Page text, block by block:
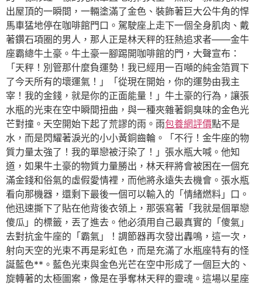
出屋頂的一瞬間，一輛塗滿了金色、裝飾著巨大公牛角的悍
馬車猛地停在咖啡館門口。駕駛座上走下一個全身肌肉、戴
著鑽石項圈的男人，那人正是林天秤的狂熱追求者——金牛
座霸總牛土豪。牛土豪一腳踢開咖啡館的門，大聲宣布：
「天秤！別管那什麼負運勢！我已經用一百噸的純金箔買下
了今天所有的壞運氣！」「從現在開始，你的運勢由我主
宰！我的金錢，就是你的正面能量！」牛土豪的行為，讓張
水瓶的光束在空中瞬間扭曲，與一種夾雜著銅臭味的金色光
芒對撞。天空開始下起了荒謬的雨。雨包養網評價點不是
水，而是閃耀著淚光的小小黃銅齒輪。「不行！金牛座的物
質力量太強了！我的單戀被汙染了！」張水瓶大喊。他知
道，如果牛土豪的物質力量勝出，林天秤將會被困在一個充
滿金錢和俗氣的虛假愛情裡，而他將永遠失去機會。張水瓶
看向那機器，還剩下最後一個可以輸入的「情緒燃料」口。
他迅速撕下了貼在他背後衣領上，那張寫著「我就是個單戀
傻瓜」的標籤，丟了進去。他必須用自己最真實的「傻氣」
去對抗金牛座的「霸氣」！調節器再次發出轟鳴，這一次，
射向天空的光束不再是彩虹色，而是充滿了水瓶座特有的怪
誕藍色**。藍色光束與金色光芒在空中形成了一個巨大的、
旋轉著的太極圖案，像是在爭奪林天秤的靈魂。這場以星座